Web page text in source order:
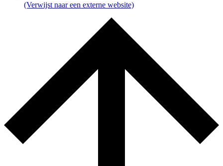
(Verwijst naar een externe website)